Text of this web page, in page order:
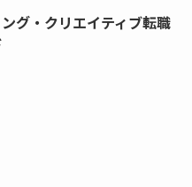
グ・クリエイティブ転職